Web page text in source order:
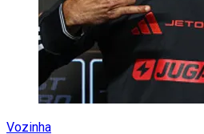
Vozinha